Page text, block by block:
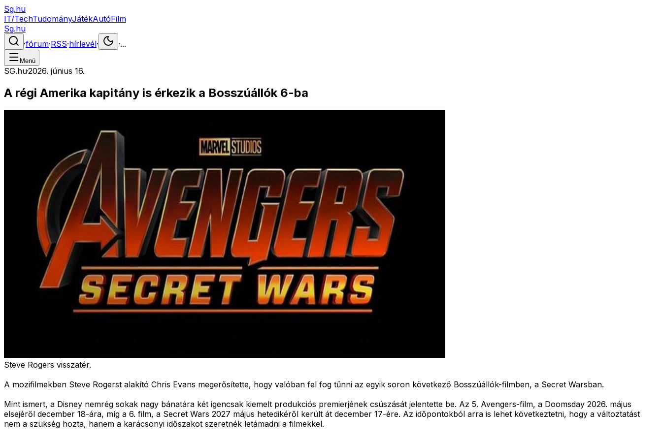
Sg.hu
IT/TechTudományJátékAutóFilm
Sg.hu
·fórum·RSS·hírlevél· ·...
Menü
SG.hu·2026. június 16.
A régi Amerika kapitány is érkezik a Bosszúállók 6-ba
Steve Rogers visszatér.
A mozifilmekben Steve Rogerst alakító Chris Evans megerősítette, hogy valóban fel fog tűnni az egyik soron következő Bosszúállók-filmben, a Secret Warsban.
Mint ismert, a Disney nemrég sokak nagy bánatára két igencsak kiemelt produkciós premierjének csúszását jelentette be. Az 5. Avengers-film, a Doomsday 2026. május
elsejéről december 18-ára, míg a 6. film, a Secret Wars 2027 május hetedikéről került át december 17-ére. Az időpontokból arra is lehet következtetni, hogy a változtatást
nem a szükség hozta, hanem a karácsonyi időszakot szeretnék letámadni a filmekkel.